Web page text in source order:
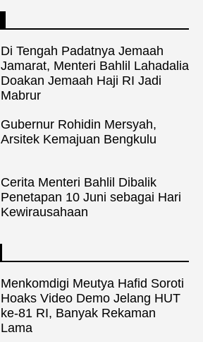
Di Tengah Padatnya Jemaah
Jamarat, Menteri Bahlil Lahadalia
Doakan Jemaah Haji RI Jadi
Mabrur
Gubernur Rohidin Mersyah,
Arsitek Kemajuan Bengkulu
Cerita Menteri Bahlil Dibalik
Penetapan 10 Juni sebagai Hari
Kewirausahaan
Menkomdigi Meutya Hafid Soroti
Hoaks Video Demo Jelang HUT
ke-81 RI, Banyak Rekaman
Lama